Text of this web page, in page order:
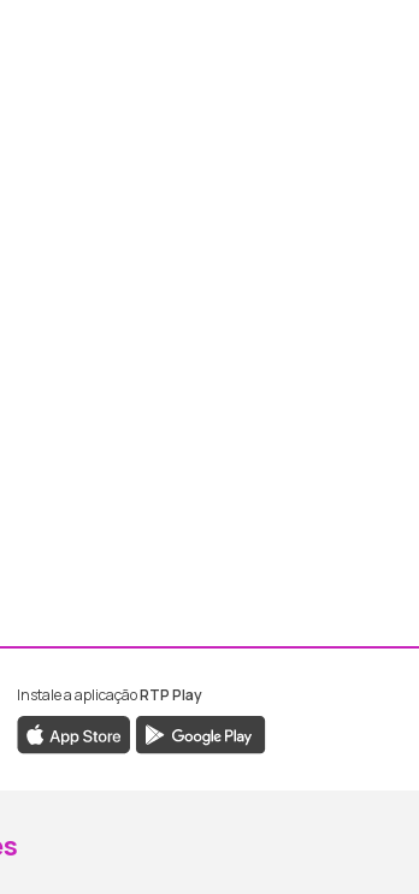
Madeira
RTP Madeira
Instale a aplicaçãoRTP Play